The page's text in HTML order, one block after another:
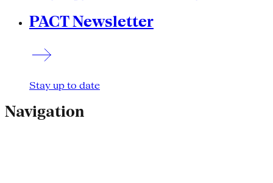
PACT Newsletter
Stay up to date
Navigation